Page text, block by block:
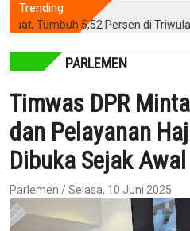
Trending
5,52 Persen di Triwulan II
PARLEMEN
Timwas DPR
dan Pelayanan
Dibuka Sejak Awal
Parlemen / Selasa, 10 Juni 2025